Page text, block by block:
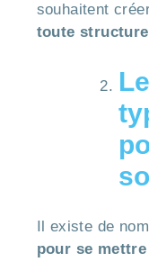
souhaitent
toute structure
Il existe de
pour se